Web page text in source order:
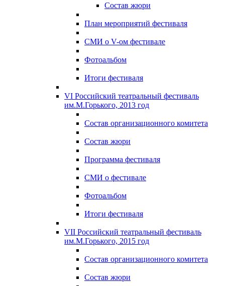
Состав жюри
План мероприятий фестиваля
СМИ о V-ом фестивале
Фотоальбом
Итоги фестиваля
VI Российский театральный фестиваль
им.М.Горького, 2013 год
Состав организационного комитета
Состав жюри
Программа фестиваля
СМИ о фестивале
Фотоальбом
Итоги фестиваля
VII Российский театральный фестиваль
им.М.Горького, 2015 год
Состав организационного комитета
Состав жюри